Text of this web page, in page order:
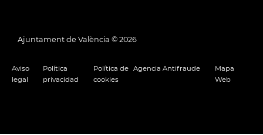
Ajuntament de València © 2026
Aviso
legal
Política
privacidad
Política de
cookies
Agencia Antifraude
Mapa
Web